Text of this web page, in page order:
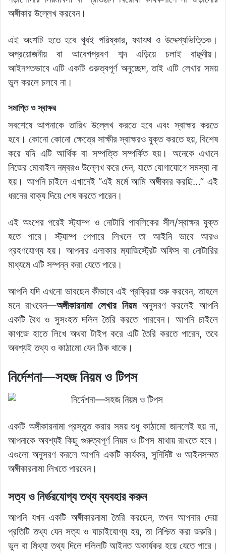
অঙ্গীকার উল্লেখ করবেন।
এই অংশটি হতে হবে খুবই পরিষ্কার, যথাযথ ও উদ্দেশ্যভিত্তিক।
অপ্রয়োজনীয় বা আবেগপ্রবণ শব্দ এড়িয়ে চলাই বাঞ্ছনীয়।
আইনগতভাবে এটি একটি গুরুত্বপূর্ণ অনুচ্ছেদ, তাই এটি লেখার সময়
ভুল করলে চলবে না।
সমাপ্তি ও স্বাক্ষর
সবশেষে আপনাকে তারিখ উল্লেখ করতে হবে এবং স্বাক্ষর করতে
হবে। কোনো কোনো ক্ষেত্রে সাক্ষীর স্বাক্ষরও যুক্ত করতে হয়, বিশেষ
করে যদি এটি আর্থিক বা সম্পত্তি সম্পর্কিত হয়। অনেকে এখানে
নিজের মোবাইল নম্বরও উল্লেখ করে দেন, যাতে যোগাযোগে সমস্যা না
হয়। আপনি চাইলে এখানেই “এই মর্মে আমি অঙ্গীকার করছি…” এই
ধরনের বাক্য দিয়ে শেষ করতে পারেন।
এই অংশের পরেই স্ট্যাম্প ও নোটারি পাবলিকের সীল/স্বাক্ষর যুক্ত
হতে পারে। স্ট্যাম্প পেপারে লিখলে তা আইনি ভাবে আরও
গ্রহণযোগ্য হয়। আপনার এলাকার ম্যাজিস্ট্রেট অফিস বা নোটারির
মাধ্যমে এটি সম্পন্ন করা যেতে পারে।
আপনি যদি এখনো ভাবছেন কীভাবে এই প্রক্রিয়া শুরু করবেন, তাহলে
মনে রাখবেন—অঙ্গীকারনামা লেখার নিয়মঅনুসরণ করলেই আপনি
একটি বৈধ ও সুসংহত দলিল তৈরি করতে পারবেন। আপনি চাইলে
কাগজে হাতে লিখে অথবা টাইপ করে এটি তৈরি করতে পারেন, তবে
অবশ্যই তথ্য ও কাঠামো যেন ঠিক থাকে।
নির্দেশনা—সহজ নিয়ম ও টিপস
একটি অঙ্গীকারনামা প্রস্তুত করার সময় শুধু কাঠামো জানলেই হয় না,
আপনাকে অবশ্যই কিছু গুরুত্বপূর্ণ নিয়ম ও টিপস মাথায় রাখতে হবে।
এগুলো অনুসরণ করলে আপনি একটি কার্যকর, সুনির্দিষ্ট ও আইনসম্মত
অঙ্গীকারনামা লিখতে পারবেন।
সত্য ও নির্ভরযোগ্য তথ্য ব্যবহার করুন
আপনি যখন একটি অঙ্গীকারনামা তৈরি করছেন, তখন আপনার দেয়া
প্রতিটি তথ্য যেন সত্য ও যাচাইযোগ্য হয়, তা নিশ্চিত করা জরুরি।
ভুল বা মিথ্যা তথ্য দিলে দলিলটি আইনত অকার্যকর হয়ে যেতে পারে।